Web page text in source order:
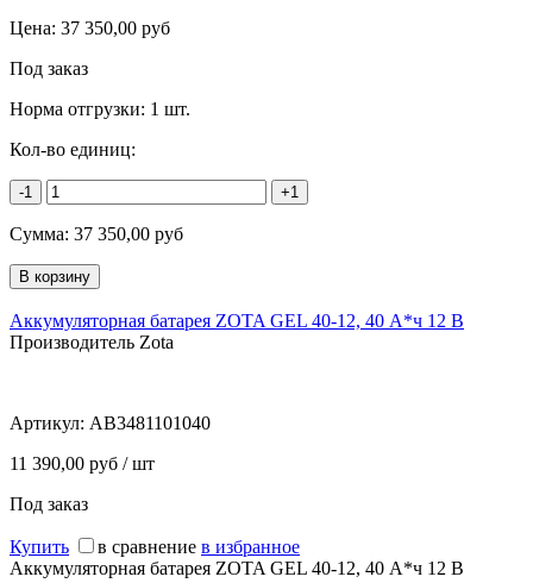
Цена: 37 350,00 руб
Под заказ
Норма отгрузки: 1 шт.
Кол-во единиц:
-1 +1
Сумма: 37 350,00 руб
Аккумуляторная батарея ZOTA GEL 40-12, 40 А*ч 12 В
Производитель Zota
Артикул: AB3481101040
11 390,00 руб / шт
Под заказ
Купить в сравнение в избранное
Аккумуляторная батарея ZOTA GEL 40-12, 40 А*ч 12 В